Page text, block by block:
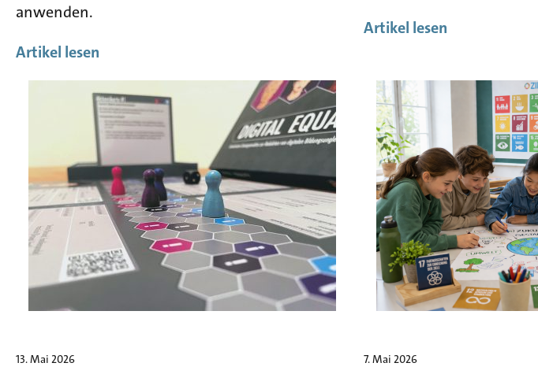
anwenden.
Artikel lesen
Artikel lesen
13. Mai 2026 7. Mai 2026